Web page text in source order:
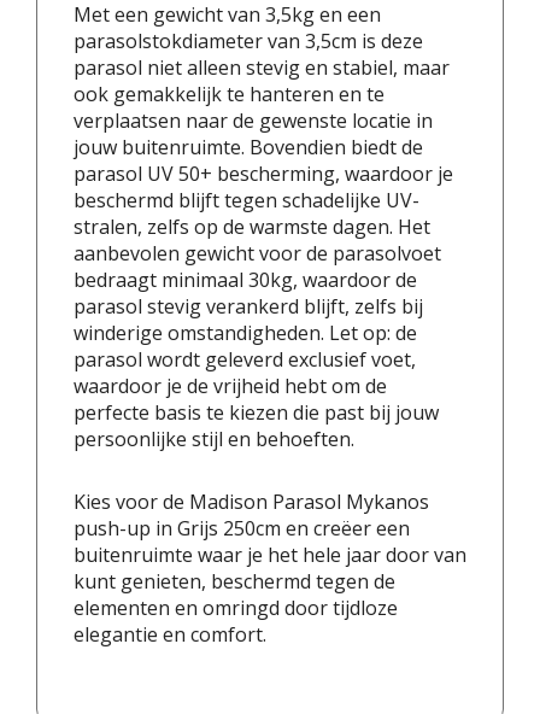
Met een gewicht van 3,5kg en een
parasolstokdiameter van 3,5cm is deze
parasol niet alleen stevig en stabiel, maar
ook gemakkelijk te hanteren en te
verplaatsen naar de gewenste locatie in
jouw buitenruimte. Bovendien biedt de
parasol UV 50+ bescherming, waardoor je
beschermd blijft tegen schadelijke UV-
stralen, zelfs op de warmste dagen. Het
aanbevolen gewicht voor de parasolvoet
bedraagt minimaal 30kg, waardoor de
parasol stevig verankerd blijft, zelfs bij
winderige omstandigheden. Let op: de
parasol wordt geleverd exclusief voet,
waardoor je de vrijheid hebt om de
perfecte basis te kiezen die past bij jouw
persoonlijke stijl en behoeften.
Kies voor de Madison Parasol Mykanos
push-up in Grijs 250cm en creëer een
buitenruimte waar je het hele jaar door van
kunt genieten, beschermd tegen de
elementen en omringd door tijdloze
elegantie en comfort.